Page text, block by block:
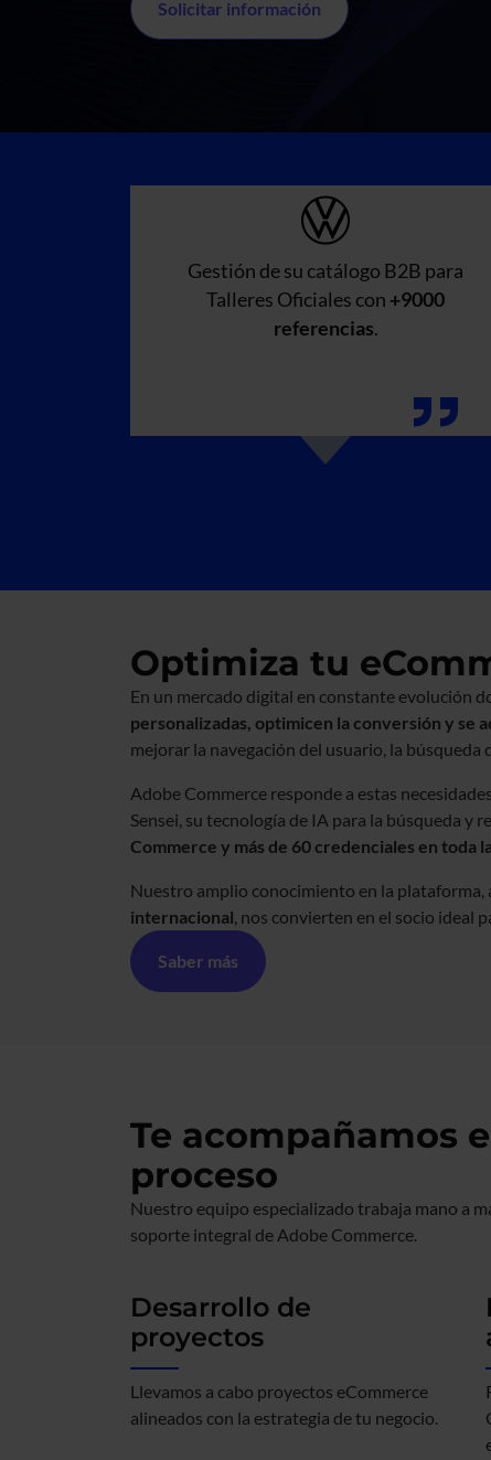
Solicitar información
Gestión de su catálogo B2B para
Talleres Oficiales con +9000
referencias.
Optimiza tu
En un mercado digital en constante evolución
personalizadas, optimicen la conversión y se
mejorar la navegación del usuario, la
Adobe Commerce responde a estas
Sensei, su tecnología de IA para la búsqueda y
Commerce y más de 60 credenciales en toda
Nuestro amplio conocimiento en la plataforma,
internacional, nos convierten en el socio ideal
Saber más
Te acompañamos
proceso
Nuestro equipo especializado trabaja mano a
soporte integral de Adobe Commerce.
Desarrollo de
proyectos
Llevamos a cabo proyectos eCommerce
alineados con la estrategia de tu negocio.